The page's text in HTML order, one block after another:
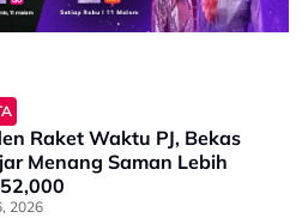
Raket Waktu PJ, Bekas
Menang Saman Lebih
2026